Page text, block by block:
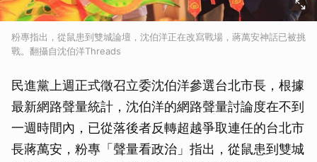
粉專指出，從鼠患到雙城論壇，沈伯洋正在改寫戰場，蔣萬安神話已被挑
戰。翻攝自沈伯洋Threads
民進黨上週正式徵召立委沈伯洋參選台北市長，根據
最新網路聲量統計，沈伯洋的網路聲量討論度在不到
一週時間內，已從落後者反轉超越爭取連任的台北市
長蔣萬安，粉專「聲量看政治」指出，從鼠患到雙城